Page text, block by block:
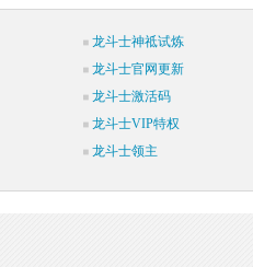
龙斗士神祗试炼
龙斗士官网更新
龙斗士激活码
龙斗士VIP特权
龙斗士领主